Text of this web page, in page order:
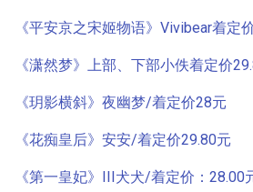
《平安京之宋姬物语》Vivibear着定
《潇然梦》上部、下部小佚着定价
《玥影横斜》夜幽梦/着定价28元
《花痴皇后》安安/着定价29.80元
《第一皇妃》III犬犬/着定价：28.00